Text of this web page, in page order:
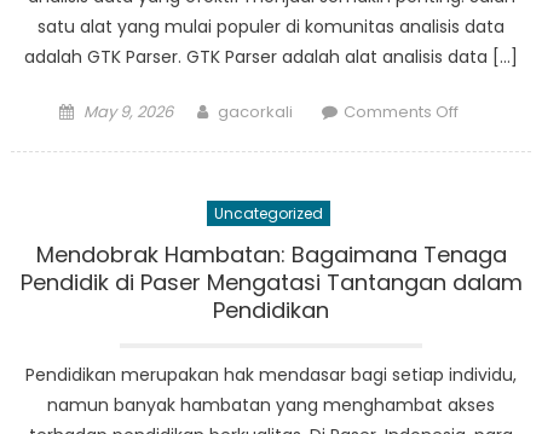
satu alat yang mulai populer di komunitas analisis data
adalah GTK Parser. GTK Parser adalah alat analisis data […]
Posted
May 9, 2026 Author
gacorkali Comments Offon
dengan
GTK
Uncategorized
Mendobrak Hambatan: Bagaimana Tenaga
Pendidik di Paser Mengatasi Tantangan dalam
Pendidikan
Pendidikan merupakan hak mendasar bagi setiap individu,
namun banyak hambatan yang menghambat akses